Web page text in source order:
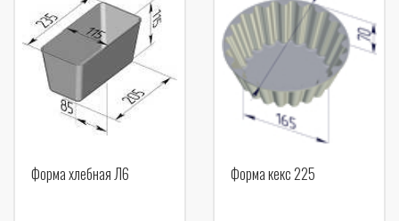
Форма хлебная Л6 Форма кекс 225